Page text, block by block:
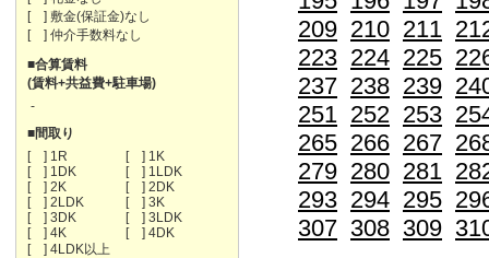
[ ] 敷金(保証金)なし
[ ] 仲介手数料なし
■合算賃料
(賃料+共益費+駐車場)
-
■間取り
[ ] 1R
[ ] 1K
[ ] 1DK
[ ] 1LDK
[ ] 2K
[ ] 2DK
[ ] 2LDK
[ ] 3K
[ ] 3DK
[ ] 3LDK
[ ] 4K
[ ] 4DK
[ ] 4LDK以上
209 210 211
223 224 225
237 238 239
251 252 253
265 266 267
279 280 281
293 294 295
307 308 309